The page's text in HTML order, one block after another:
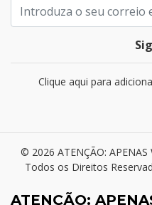
Clique aqui para
© 2026 ATENÇÃO: APENAS
Todos os Direitos
ATENÇÃO: